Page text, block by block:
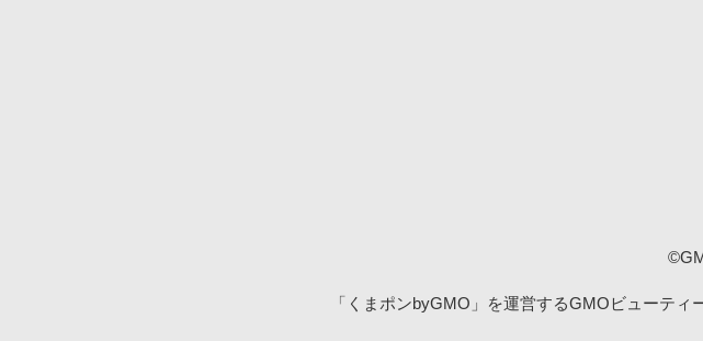
「くまポンbyGMO」を運営するGMOビューティ